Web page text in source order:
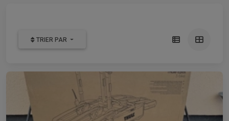
TRIER PAR